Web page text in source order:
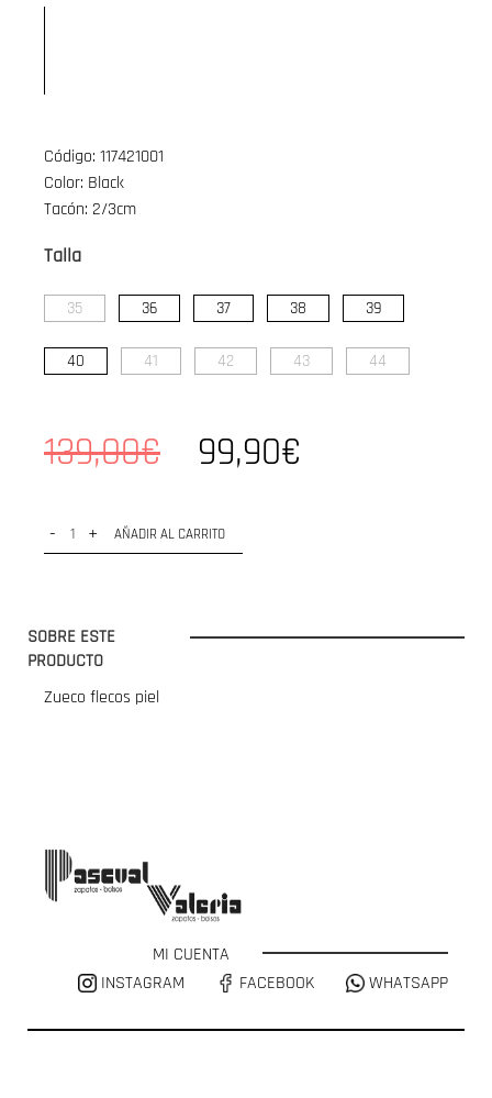
Código: 117421001
Color: Black
Tacón: 2/3cm
Talla
35 36 37 38 39
40 41 42 43 44
139,00€ 99,90€
- + AÑADIR AL CARRITO
SOBRE ESTE
PRODUCTO
Zueco flecos piel
MI CUENTA
INSTAGRAM
FACEBOOK WHATSAPP